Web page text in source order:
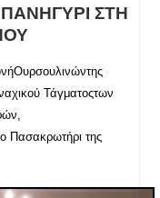
ΣΤΗ
της
Τάγματοςτων
Πασακρωτήρι της